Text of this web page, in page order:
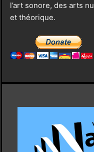
l’art sonore, des arts
et théorique.